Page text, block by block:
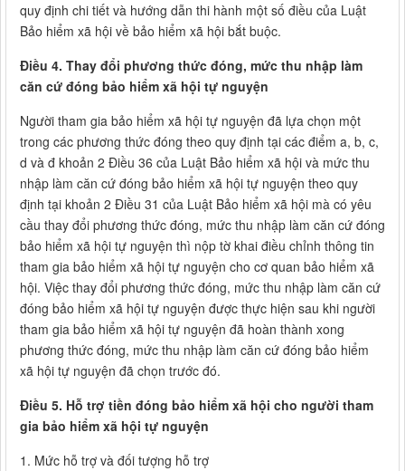
quy định chi tiết và hướng dẫn thi hành một số điều của Luật
Bảo hiểm xã hội về bảo hiểm xã hội bắt buộc.
Điều 4. Thay đổi phương thức đóng, mức thu nhập làm
căn cứ đóng bảo hiểm xã hội tự nguyện
Người tham gia bảo hiểm xã hội tự nguyện đã lựa chọn một
trong các phương thức đóng theo quy định tại các điểm a, b, c,
d và đ khoản 2 Điều 36 của Luật Bảo hiểm xã hội và mức thu
nhập làm căn cứ đóng bảo hiểm xã hội tự nguyện theo quy
định tại khoản 2 Điều 31 của Luật Bảo hiểm xã hội mà có yêu
cầu thay đổi phương thức đóng, mức thu nhập làm căn cứ đóng
bảo hiểm xã hội tự nguyện thì nộp tờ khai điều chỉnh thông tin
tham gia bảo hiểm xã hội tự nguyện cho cơ quan bảo hiểm xã
hội. Việc thay đổi phương thức đóng, mức thu nhập làm căn cứ
đóng bảo hiểm xã hội tự nguyện được thực hiện sau khi người
tham gia bảo hiểm xã hội tự nguyện đã hoàn thành xong
phương thức đóng, mức thu nhập làm căn cứ đóng bảo hiểm
xã hội tự nguyện đã chọn trước đó.
Điều 5. Hỗ trợ tiền đóng bảo hiểm xã hội cho người tham
gia bảo hiểm xã hội tự nguyện
1. Mức hỗ trợ và đối tượng hỗ trợ